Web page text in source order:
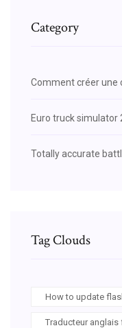
Category
Comment créer une
Euro truck simulator
Totally accurate
Tag Clouds
How to update
Traducteur